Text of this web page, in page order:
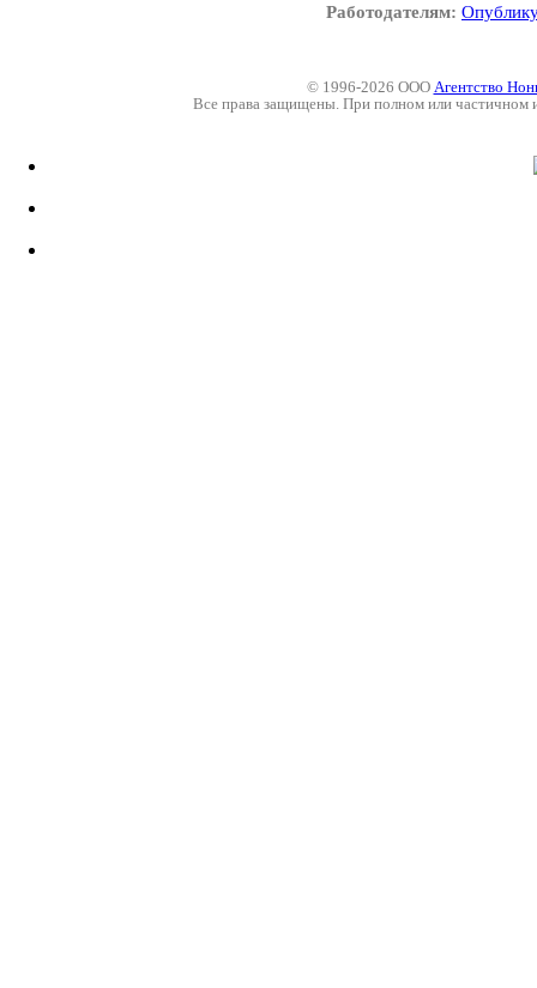
Работодателям:
© 1996-2026 ООО Агентство
Все права защищены. При полном или частичном